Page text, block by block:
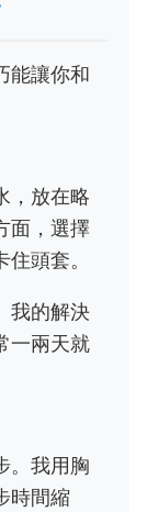
能讓你和
，放在略
面，選擇
頭套。
我的解決
一兩天就
。我用胸
時間縮